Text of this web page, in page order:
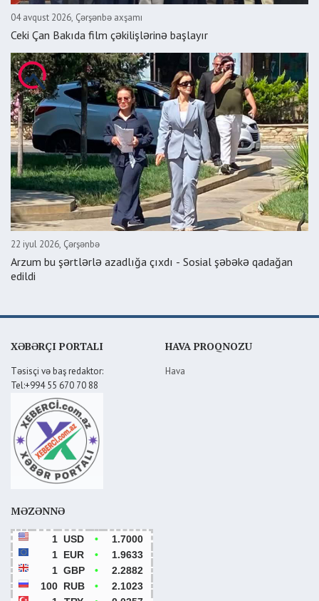
04 avqust 2026, Çərşənbə axşamı
Ceki Çan Bakıda film çəkilişlərinə başlayır
22 iyul 2026, Çərşənbə
Arzum bu şərtlərlə azadlığa çıxdı - Sosial şəbəkə qadağan
edildi
XƏBƏRÇI PORTALI
Təsisçi və baş redaktor:
Tel:+994 55 670 70 88
HAVA PROQNOZU
Hava
MƏZƏNNƏ
1 USD •
1.7000
1 EUR •
1.9633
1 GBP •
2.2882
100 RUB •
2.1023